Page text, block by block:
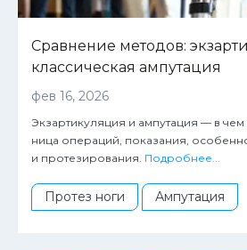
Сравнение методов:
классическая ампутация
фев 16, 2026
Экзартикуляция и ампутация — в
ница операций, показания,
и протезирования. Подробнее...
Протез ноги Ампутация